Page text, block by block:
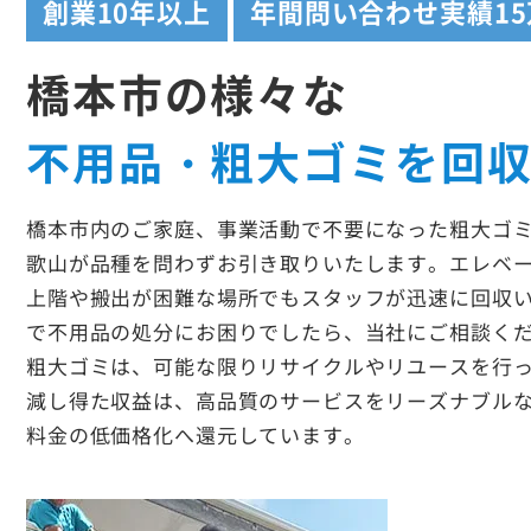
創業10年以上 年間問い合わせ実績
橋本市の様々な
不用品・粗大ゴミを回
橋本市内のご家庭、事業活動で不要になった粗大ゴ
歌山が品種を問わずお引き取りいたします。エレベ
上階や搬出が困難な場所でもスタッフが迅速に回収
で不用品の処分にお困りでしたら、当社にご相談く
粗大ゴミは、可能な限りリサイクルやリユースを行
減し得た収益は、高品質のサービスをリーズナブル
料金の低価格化へ還元しています。